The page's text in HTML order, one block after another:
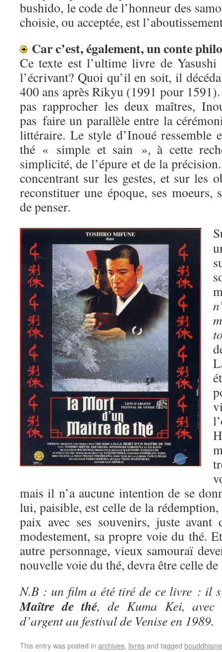
bushido, le code de l’honneur des
choisie, ou acceptée, est
Car c’est, également, un conte
Ce texte est l’ultime livre de
l’écrivant? Quoi qu’il en soit, il
400 ans après Rikyu (1991 pour
pas rapprocher les deux maîtres,
pas faire un parallèle entre la
littéraire. Le style d’Inoué ressemble
thé « simple et sain », à cette
simplicité, de l’épure et de la
concentrant sur les gestes, et sur les
reconstituer une époque, ses moeurs,
de penser.
mais il n’a aucune intention de se
lui, paisible, est celle de la
paix avec ses souvenirs, juste
modestement, sa propre voie du thé.
autre personnage, vieux samouraï
nouvelle voie du thé, devra être celle
N.B : un film a été tiré de ce livre : il
Maître de thé, de Kuma Kei, avec
d’argent au festival de Venise en 1989.
This entry was posted in archives, livresand tagged